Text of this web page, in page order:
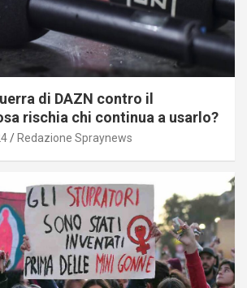
di DAZN contro il
rischia chi continua a usarlo?
Redazione Spraynews